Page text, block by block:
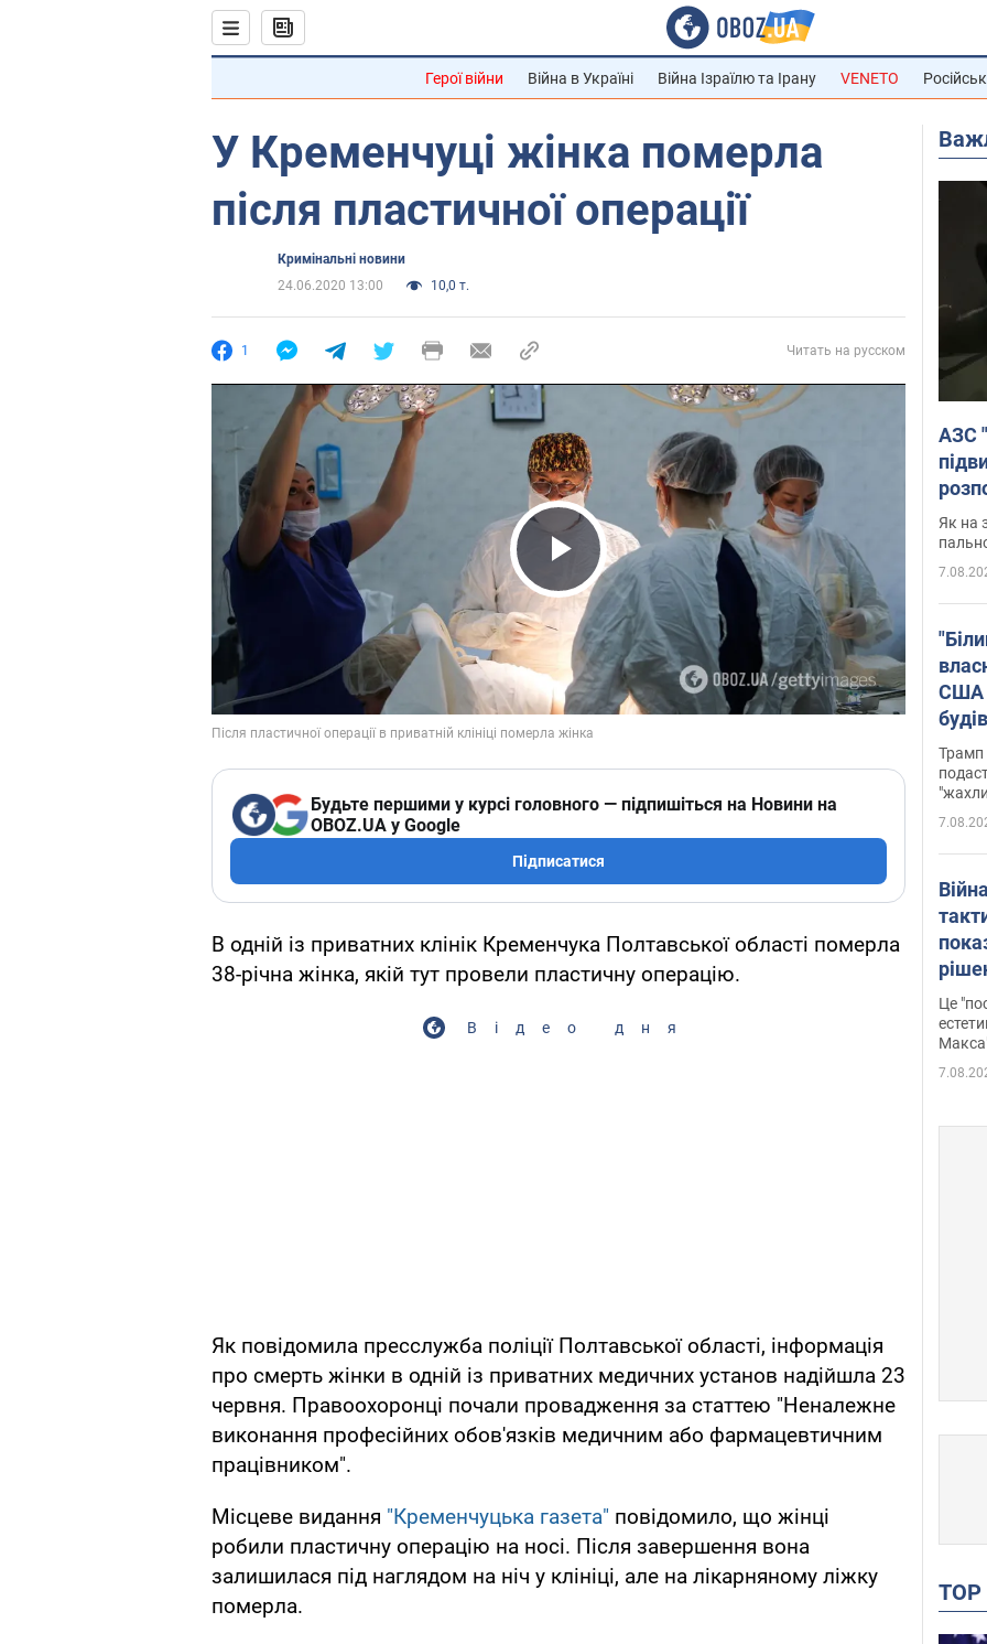
Герої війни Війна в Україні Війна Ізраїлю та Ірану VENETO
У Кременчуці жінка померла
після пластичної операції
Кримінальні новини
24.06.2020 13:00
10,0 т.
1 Читать на русском
Play Video
Будьте першими у курсі головного — підпишіться на Новини на
OBOZ.UA у Google
Підписатися
В одній із приватних клінік Кременчука Полтавської області померла
38-річна жінка, якій тут провели пластичну операцію.
Відео дня
Як повідомила пресслужба поліції Полтавської області, інформація
про смерть жінки в одній із приватних медичних установ надійшла 23
червня. Правоохоронці почали провадження за статтею "Неналежне
виконання професійних обов'язків медичним або фармацевтичним
працівником".
Місцеве видання "Кременчуцька газета" повідомило, що жінці
робили пластичну операцію на носі. Після завершення вона
залишилася під наглядом на ніч у клініці, але на лікарняному ліжку
померла.
АЗС
Як на
США
зали
Трамп
Фото
Це